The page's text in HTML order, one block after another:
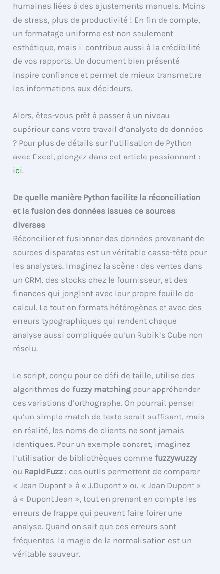
humaines liées à des ajustements manuels. Moins
de stress, plus de productivité ! En fin de compte,
un formatage uniforme est non seulement
esthétique, mais il contribue aussi à la crédibilité
de vos rapports. Un document bien présenté
inspire confiance et permet de mieux transmettre
les informations aux décideurs.
Alors, êtes-vous prêt à passer à un niveau
supérieur dans votre travail d’analyste de données
? Pour plus de détails sur l’utilisation de Python
avec Excel, plongez dans cet article passionnant :
ici.
De quelle manière Python facilite la réconciliation
et la fusion des données issues de sources
diverses
Réconcilier et fusionner des données provenant de
sources disparates est un véritable casse-tête pour
les analystes. Imaginez la scène : des ventes dans
un CRM, des stocks chez le fournisseur, et des
finances qui jonglent avec leur propre feuille de
calcul. Le tout en formats hétérogènes et avec des
erreurs typographiques qui rendent chaque
analyse aussi compliquée qu’un Rubik’s Cube non
résolu.
Le script, conçu pour ce défi de taille, utilise des
algorithmes de fuzzy matching pour appréhender
ces variations d’orthographe. On pourrait penser
qu’un simple match de texte serait suffisant, mais
en réalité, les noms de clients ne sont jamais
identiques. Pour un exemple concret, imaginez
l’utilisation de bibliothèques comme fuzzywuzzy
ou RapidFuzz : ces outils permettent de comparer
« Jean Dupont » à « J.Dupont » ou « Jean Dupont »
à « Dupont Jean », tout en prenant en compte les
erreurs de frappe qui peuvent faire foirer une
analyse. Quand on sait que ces erreurs sont
fréquentes, la magie de la normalisation est un
véritable sauveur.